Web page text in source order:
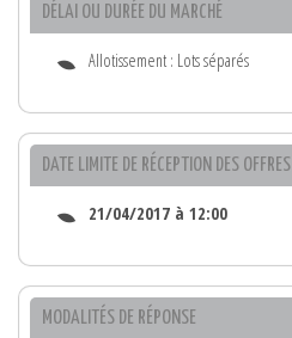
DÉLAI OU DURÉE DU MARCHÉ
Allotissement : Lots séparés
DATE LIMITE DE RÉCEPTION DES OFFRES
21/04/2017 à 12:00
MODALITÉS DE RÉPONSE